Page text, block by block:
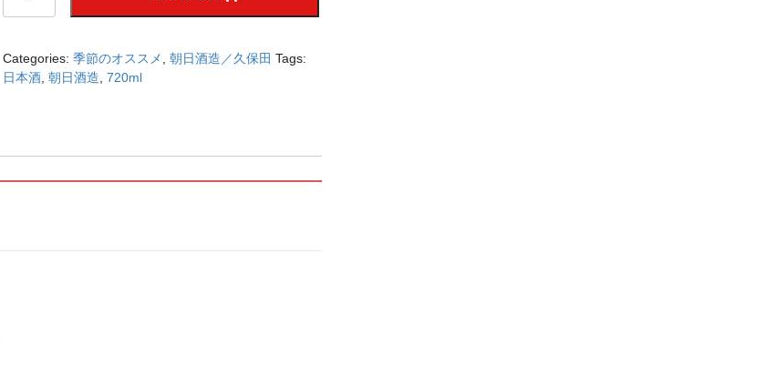
寿
ｍ
ｌ
Categories: 季節のオススメ 朝日酒造／久保田 Tags:
日本酒, 朝日酒造 720ml